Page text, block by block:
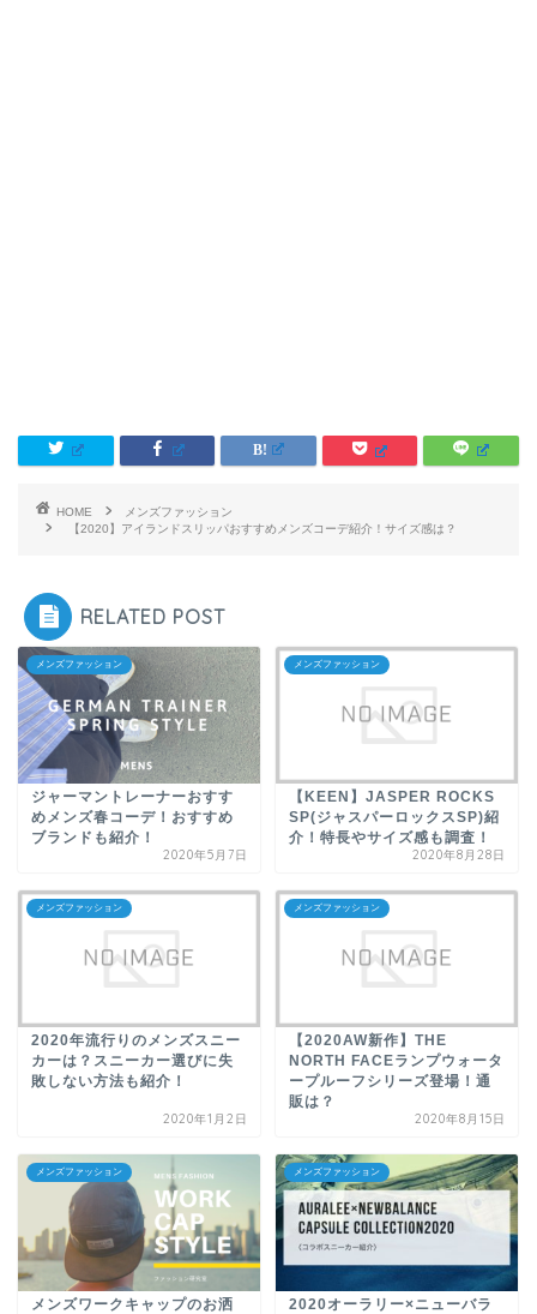
HOME
メンズファッション
【2020】アイランドスリッパおすすめメンズコーデ紹介！サイズ感は？
RELATED POST
メンズファッション
ジャーマントレーナーおすす
めメンズ春コーデ！おすすめ
ブランドも紹介！
2020年5月7日
メンズファッション
【KEEN】JASPER ROCKS
SP(ジャスパーロックスSP)紹
介！特長やサイズ感も調査！
2020年8月28日
メンズファッション
2020年流行りのメンズスニー
カーは？スニーカー選びに失
敗しない方法も紹介！
2020年1月2日
メンズファッション
【2020AW新作】THE
NORTH FACEランプウォータ
ープルーフシリーズ登場！通
販は？
2020年8月15日
メンズファッション
メンズワークキャップのお洒
メンズファッション
2020オーラリー×ニューバラ